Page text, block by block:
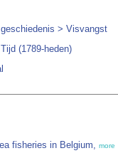
> Visvangst
(1789-heden)
fisheries in Belgium, more